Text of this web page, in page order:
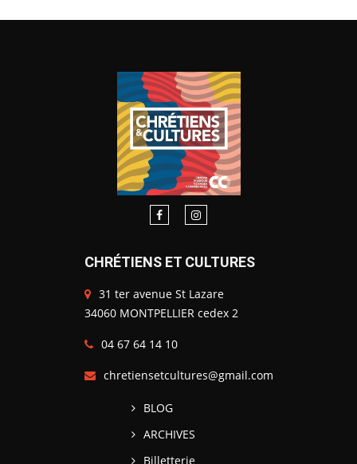
CHRÉTIENS ET CULTURES
31 ter avenue St Lazare
34060 MONTPELLIER cedex 2
04 67 64 14 10
chretiensetcultures@gmail.com
BLOG
ARCHIVES
Billetterie